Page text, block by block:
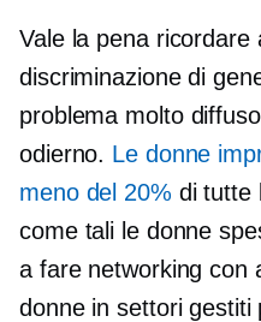
Vale la pena ricordare
discriminazione di
problema molto
odierno. Le donne
meno del 20% di tutte
come tali le donne
a fare networking con
donne in settori gestiti